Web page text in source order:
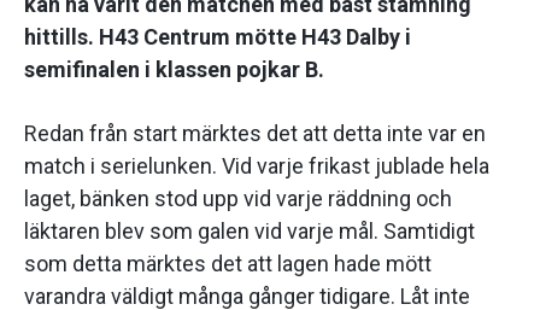
hittills. H43 Centrum mötte H43 Dalby i
semifinalen i klassen pojkar B.
Redan från start märktes det att detta inte var en
match i serielunken. Vid varje frikast jublade hela
laget, bänken stod upp vid varje räddning och
läktaren blev som galen vid varje mål. Samtidigt
som detta märktes det att lagen hade mött
varandra väldigt många gånger tidigare. Låt inte